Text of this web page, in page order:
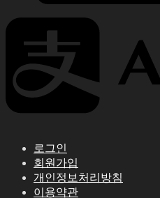
로그인
회원가입
개인정보처리방침
이용약관